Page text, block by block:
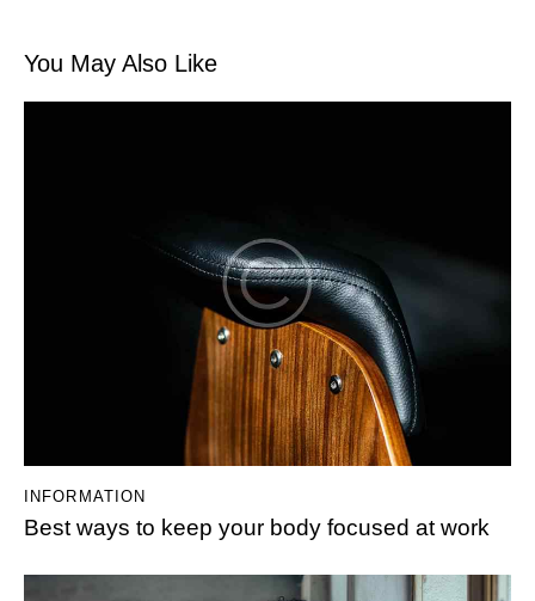
You May Also Like
INFORMATION
Best ways to keep your body focused at work